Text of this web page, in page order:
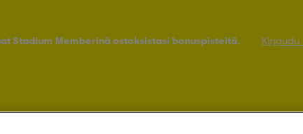
Stadium Memberinä ostoksistasi bonuspisteitä. Kirjaudu